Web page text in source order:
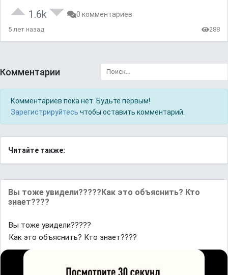
1.6k 0 комментариев
5 лет назад 288
Комментарии
Комментариев пока нет. Будьте первым!
Зарегистрируйтесь чтобы оставить комментарий.
Читайте также:
Вы тоже увидели?????Как это объяснить? Кто
знает????
Вы тоже увидели?????
Как это объяснить? Кто знает????